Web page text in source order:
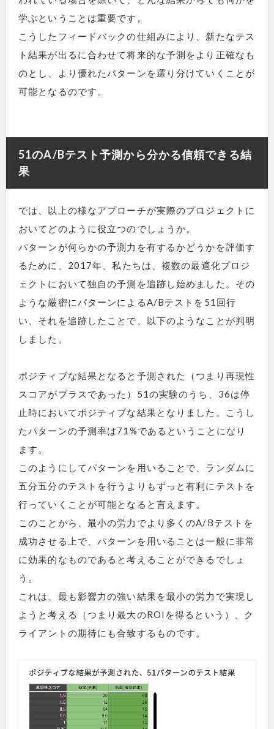
学ぶということは重要です。
こうしたフィードバックの仕組みにより、新たなテス
ト結果が出るに合わせて将来的な予測をより正確なも
のとし、より優れたパターンを選り分けていくことが
可能となるのです。
51のA/Bテスト予測から分かる信頼できる結
果
では、以上の様なアプローチが実際のプロジェクトに
おいてどのように役立つのでしょうか。
パターンが何らかの予測力を有するかどうかを評価す
るために、2017年、私たちは、複数の最適化プロジ
ェクトにおいて独自の予測を追跡し始めました。その
ような厳密にパターンによるA/Bテストを51回行
い、それを追跡したことで、以下のようなことが判明
しました。
ポジティブな結果となると予測された（つまり再現性
スコアがプラスであった）51の実験のうち、36は停
止時においてポジティブな結果となりました。こうし
たパターンの予測率は71%であるということになり
ます。
このようにしてパターンを用いることで、ランダムに
五分五分のテストを行うよりもずっと有利にテストを
行っていくことが可能となると言えます。
このことから、最小の労力でより多くのA/Bテストを
成功させる上で、パターンを用いることは一般に非常
に効果的なものであると考えることができるでしょ
う。
これは、最も影響力の強い結果を最小の労力で実現し
ようと考える（つまり最大のROIを得るという）、ク
ライアントの期待にも合致するものです。